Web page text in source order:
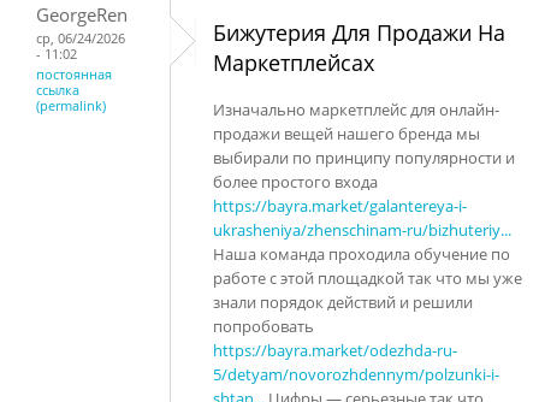
GeorgeRen
ср, 06/24/2026
- 11:02
постоянная
ссылка
(permalink)
Бижутерия Для Продажи На
Маркетплейсах
Изначально маркетплейс для онлайн-
продажи вещей нашего бренда мы
выбирали по принципу популярности и
более простого входа
https://bayra.market/galantereya-i-
ukrasheniya/zhenschinam-ru/bizhuteriy...
Наша команда проходила обучение по
работе с этой площадкой так что мы уже
знали порядок действий и решили
попробовать
https://bayra.market/odezhda-ru-
5/detyam/novorozhdennym/polzunki-i-